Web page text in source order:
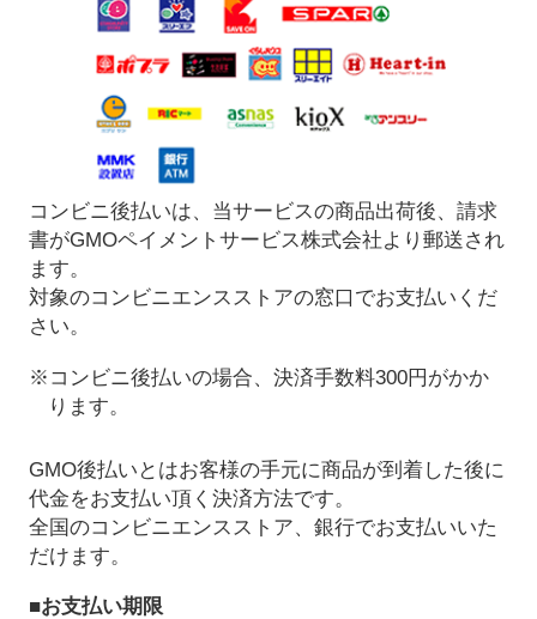
コンビニ後払いは、当サービスの商品出荷後、請求
書がGMOペイメントサービス株式会社より郵送され
ます。
対象のコンビニエンスストアの窓口でお支払いくだ
さい。
※コンビニ後払いの場合、決済手数料300円がかか
ります。
GMO後払いとはお客様の手元に商品が到着した後に
代金をお支払い頂く決済方法です。
全国のコンビニエンスストア、銀行でお支払いいた
だけます。
■お支払い期限